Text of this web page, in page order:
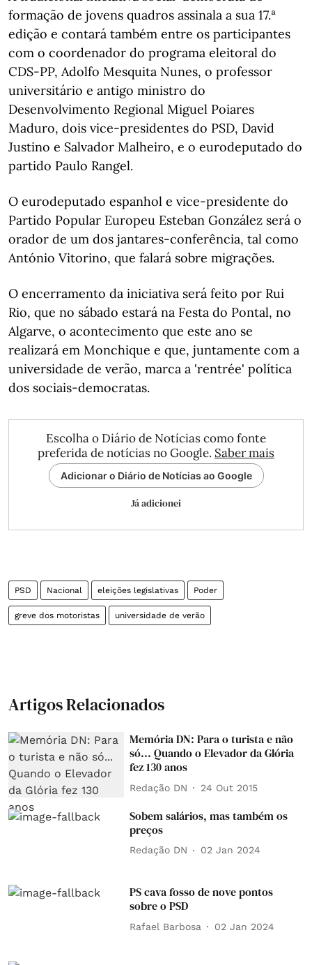
formação de jovens quadros assinala a sua 17.ª
edição e contará também entre os participantes
com o coordenador do programa eleitoral do
CDS-PP, Adolfo Mesquita Nunes, o professor
universitário e antigo ministro do
Desenvolvimento Regional Miguel Poiares
Maduro, dois vice-presidentes do PSD, David
Justino e Salvador Malheiro, e o eurodeputado do
partido Paulo Rangel.
O eurodeputado espanhol e vice-presidente do
Partido Popular Europeu Esteban González será o
orador de um dos jantares-conferência, tal como
António Vitorino, que falará sobre migrações.
O encerramento da iniciativa será feito por Rui
Rio, que no sábado estará na Festa do Pontal, no
Algarve, o acontecimento que este ano se
realizará em Monchique e que, juntamente com a
universidade de verão, marca a 'rentrée' política
dos sociais-democratas.
Escolha o Diário de Notícias como fonte
preferida de notícias no Google. Saber mais
Adicionar o Diário de Notícias ao Google
Já adicionei
PSD Nacional eleições legislativas Poder
greve dos motoristas universidade de verão
Artigos Relacionados
Memória DN: Para o turista e não
só... Quando o Elevador da Glória
fez 130 anos
Redação DN 24 Out 2015
Sobem salários, mas também os
preços
Redação DN 02 Jan 2024
PS cava fosso de nove pontos
sobre o PSD
Rafael Barbosa 02 Jan 2024